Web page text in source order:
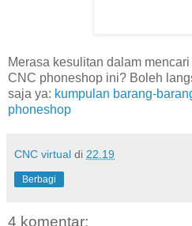
Merasa kesulitan dalam
CNC phoneshop ini? Boleh
saja ya: kumpulan barang-
phoneshop
CNC virtual di 22.19
Berbagi
4 komentar: